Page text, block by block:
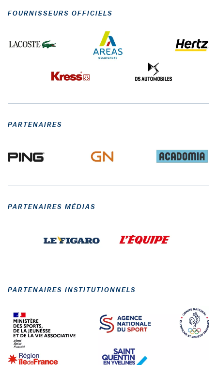
FOURNISSEURS OFFICIELS
PARTENAIRES
PARTENAIRES MÉDIAS
PARTENAIRES INSTITUTIONNELS